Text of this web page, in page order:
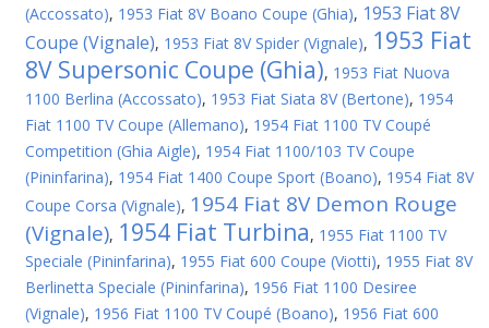
(Accossato), 1953 Fiat 8V Boano Coupe (Ghia), 1953 Fiat 8V
Coupe (Vignale), 1953 Fiat 8V Spider (Vignale), 1953 Fiat
8V Supersonic Coupe (Ghia), 1953 Fiat Nuova
1100 Berlina (Accossato), 1953 Fiat Siata 8V (Bertone), 1954
Fiat 1100 TV Coupe (Allemano), 1954 Fiat 1100 TV Coupé
Competition (Ghia Aigle), 1954 Fiat 1100/103 TV Coupe
(Pininfarina), 1954 Fiat 1400 Coupe Sport (Boano), 1954 Fiat 8V
Coupe Corsa (Vignale), 1954 Fiat 8V Demon Rouge
(Vignale), 1954 Fiat Turbina, 1955 Fiat 1100 TV
Speciale (Pininfarina), 1955 Fiat 600 Coupe (Viotti), 1955 Fiat 8V
Berlinetta Speciale (Pininfarina), 1956 Fiat 1100 Desiree
(Vignale), 1956 Fiat 1100 TV Coupé (Boano), 1956 Fiat 600